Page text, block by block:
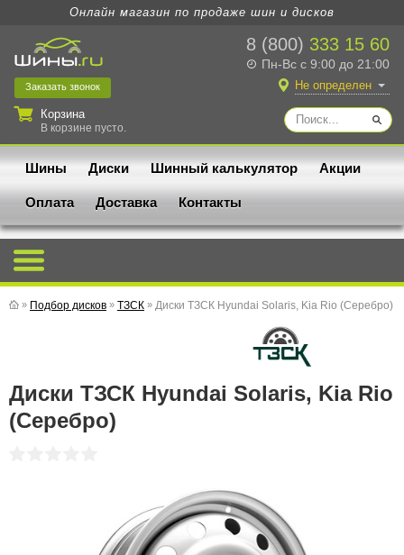
Онлайн магазин по продаже шин и дисков
8 (800) 333 15 60
Пн-Вс с 9:00 до 21:00
Заказать звонок
Корзина
В корзине пусто.
Не определен
Шины Диски Шинный калькулятор Акции
Оплата Доставка Контакты
» Подбор дисков » ТЗСК » Диски ТЗСК Hyundai Solaris, Kia Rio (Серебро)
Диски ТЗСК Hyundai Solaris, Kia Rio
(Серебро)